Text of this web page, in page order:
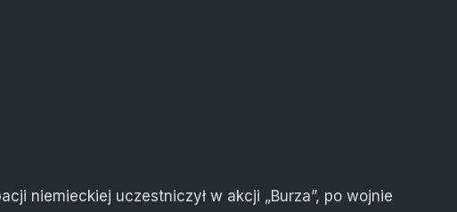
niemieckiej uczestniczył w akcji „Burza”, po wojnie